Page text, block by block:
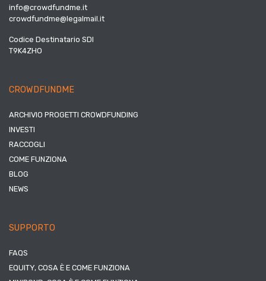
info@crowdfundme.it
crowdfundme@legalmail.it
Codice Destinatario SDI
T9K4ZHO
CROWDFUNDME
ARCHIVIO PROGETTI CROWDFUNDING
INVESTI
RACCOGLI
COME FUNZIONA
BLOG
NEWS
SUPPORTO
FAQS
EQUITY, COSA È E COME FUNZIONA